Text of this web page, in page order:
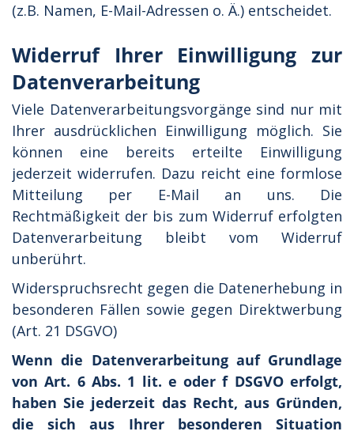
(z.B. Namen, E-Mail-Adressen o. Ä.) entscheidet.
Widerruf Ihrer Einwilligung zur
Datenverarbeitung
Viele Datenverarbeitungsvorgänge sind nur mit
Ihrer ausdrücklichen Einwilligung möglich. Sie
können eine bereits erteilte Einwilligung
jederzeit widerrufen. Dazu reicht eine formlose
Mitteilung per E-Mail an uns. Die
Rechtmäßigkeit der bis zum Widerruf erfolgten
Datenverarbeitung bleibt vom Widerruf
unberührt.
Widerspruchsrecht gegen die Datenerhebung in
besonderen Fällen sowie gegen Direktwerbung
(Art. 21 DSGVO)
Wenn die Datenverarbeitung auf Grundlage
von Art. 6 Abs. 1 lit. e oder f DSGVO erfolgt,
haben Sie jederzeit das Recht, aus Gründen,
die sich aus Ihrer besonderen Situation